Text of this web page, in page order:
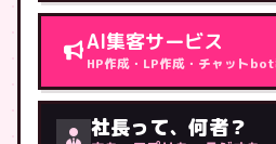
AI集客サービス
HP作成・LP作成・チャット
社長って、何者？